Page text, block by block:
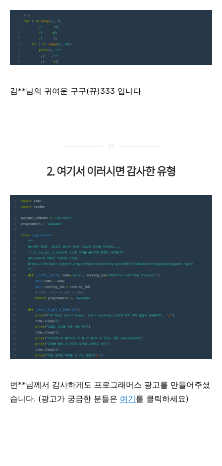
김**님의 귀여운 구구(뀨)333 입니다
2. 여기서 이러시면 감사한 유형
변**님께서 감사하게도 프로그래머스 광고를 만들어주셨
습니다. (광고가 궁금한 분들은 여기를 클릭하세요)